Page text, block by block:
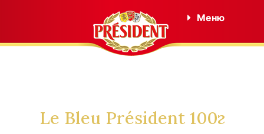
Меню
Le Bleu Président 100г